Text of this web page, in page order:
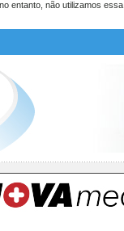
entanto, não utilizamos